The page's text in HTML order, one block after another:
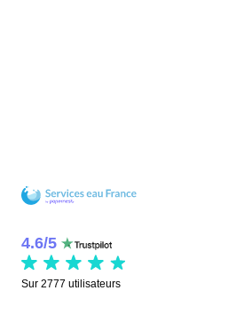
4.6/5
Sur 2777 utilisateurs